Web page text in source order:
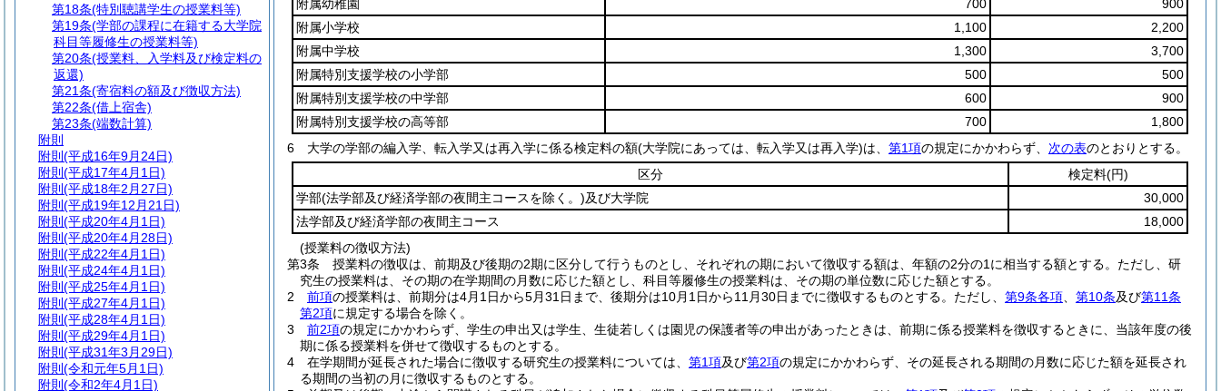
附属幼稚園
700
900
附属小学校
1,100
2,200
附属中学校
1,300
3,700
附属特別支援学校の小学部
500
500
附属特別支援学校の中学部
600
900
附属特別支援学校の高等部
700
1,800
6
大学の学部の編入学、転入学又は再入学に係る検定料の額(大学院にあっては、転入学又は再入学)は、 第1項の規定にかかわらず、 次の表のとおりとする。
区分
検定料(円)
学部(法学部及び経済学部の夜間主コースを除く。)及び大学院
30,000
法学部及び経済学部の夜間主コース
18,000
(授業料の徴収方法)
第3条
授業料の徴収は、前期及び後期の2期に区分して行うものとし、それぞれの期において徴収する額は、年額の2分の1に相当する額とする。 ただし、研
究生の授業料は、その期の在学期間の月数に応じた額とし、科目等履修生の授業料は、その期の単位数に応じた額とする。
2
前項の授業料は、前期分は4月1日から5月31日まで、後期分は10月1日から11月30日までに徴収するものとする。 ただし、 第9条各項 第10条及び第11条
第2項に規定する場合を除く。
3
前2項の規定にかかわらず、学生の申出又は学生、生徒若しくは園児の保護者等の申出があったときは、前期に係る授業料を徴収するときに、当該年度の後
期に係る授業料を併せて徴収するものとする。
4
在学期間が延長された場合に徴収する研究生の授業料については、 第1項及び第2項の規定にかかわらず、その延長される期間の月数に応じた額を延長され
る期間の当初の月に徴収するものとする。
第18条(特別聴講学生の授業料等)
第19条(学部の課程に在籍する大学院
科目等履修生の授業料等)
第20条(授業料、入学料及び検定料の
返還)
第21条(寄宿料の額及び徴収方法)
第22条(借上宿舎)
第23条(端数計算)
附則
附則 (平成16年9月24日)
附則 (平成17年4月1日)
附則 (平成18年2月27日)
附則 (平成19年12月21日)
附則 (平成20年4月1日)
附則 (平成20年4月28日)
附則 (平成22年4月1日)
附則 (平成24年4月1日)
附則 (平成25年4月1日)
附則 (平成27年4月1日)
附則 (平成28年4月1日)
附則 (平成29年4月1日)
附則 (平成31年3月29日)
附則 (令和元年5月1日)
附則 (令和2年4月1日)